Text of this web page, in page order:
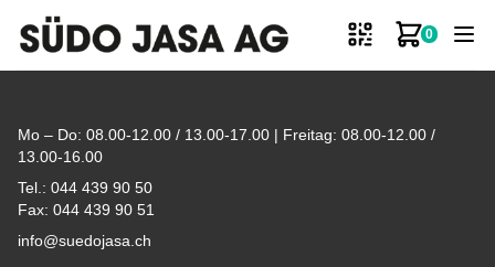
0
Zum
Mo – Do: 08.00-12.00 / 13.00-17.00 | Freitag: 08.00-12.00 /
13.00-16.00
Tel.: 044 439 90 50
Fax: 044 439 90 51
info@suedojasa.ch